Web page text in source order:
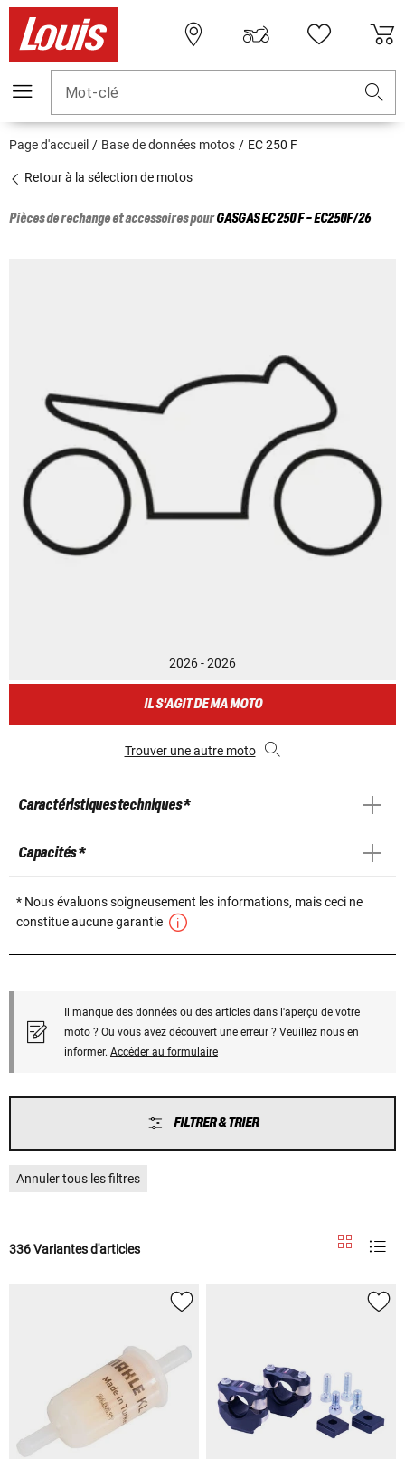
Mot-clé
Page d'accueil Base de données motos EC 250 F
Retour à la sélection de motos
Pièces de rechange et accessoires pourGASGASEC 250 F - EC250F/26
2026 - 2026
IL S'AGIT DE MA MOTO
Trouver une autre moto
Caractéristiques techniques *
Capacités *
* Nous évaluons soigneusement les informations, mais ceci ne
constitue aucune garantie
Il manque des données ou des articles dans l'aperçu de votre
moto ? Ou vous avez découvert une erreur ? Veuillez nous en
informer. Accéder au formulaire
FILTRER & TRIER
Annuler tous les filtres
336 Variantes d'articles